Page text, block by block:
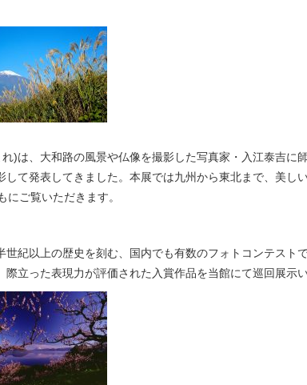
)は、大和路の風景や仏像を撮影した写真家・入江泰吉に
て発表してきました。本展では九州から東北まで、美し
ご覧いただきます。
世紀以上の歴史を刻む、国内でも有数のフォトコンテスト
立った表現力が評価された入賞作品を当館にて巡回展示い